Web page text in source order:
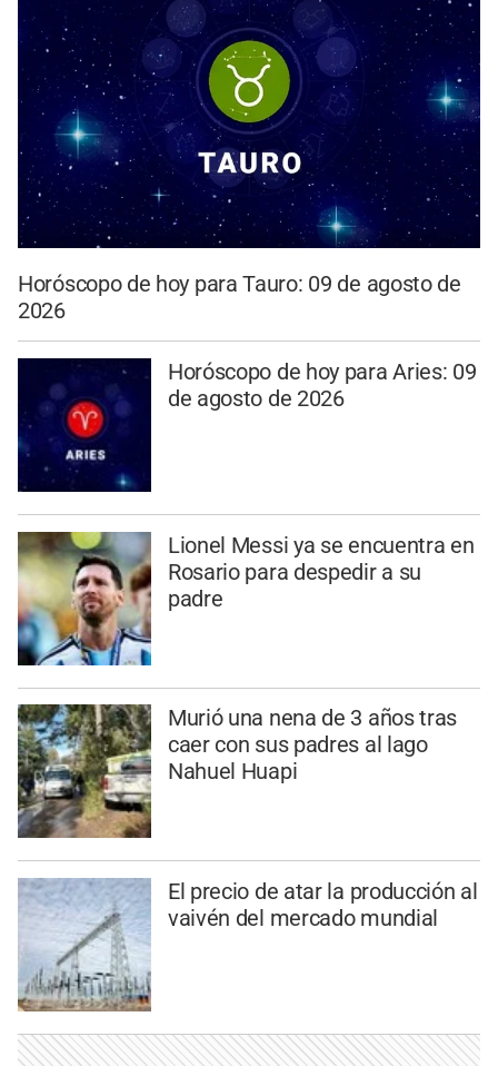
Horóscopo de hoy para Tauro: 09 de agosto de
2026
Horóscopo de hoy para Aries: 09
de agosto de 2026
Lionel Messi ya se encuentra en
Rosario para despedir a su
padre
Murió una nena de 3 años tras
caer con sus padres al lago
Nahuel Huapi
El precio de atar la producción al
vaivén del mercado mundial